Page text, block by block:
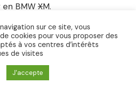
BMW XM.
sur ce site, vous
cookies pour vous proposer des
à vos centres d’intérêts
de visites
J'accepte